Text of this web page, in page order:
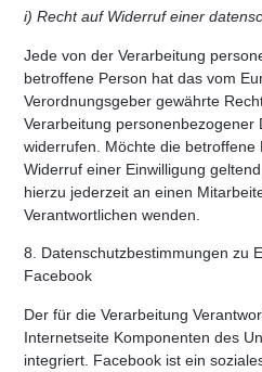
i) Recht auf Widerruf einer
Jede von der Verarbeitung
betroffene Person hat das vom
Verordnungsgeber gewährte
Verarbeitung personenbezogener
widerrufen. Möchte die betroffene
Widerruf einer Einwilligung
hierzu jederzeit an einen
Verantwortlichen wenden.
8. Datenschutzbestimmungen zu
Facebook
Der für die Verarbeitung
Internetseite Komponenten des
integriert. Facebook ist ein